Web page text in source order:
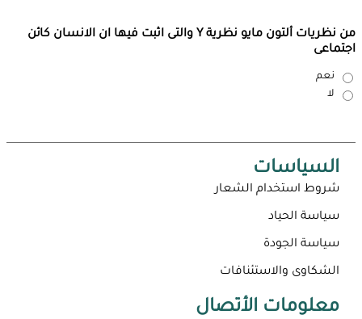
من نظريات ألتون مايو نظرية Y والتى اثبت فيها ان الانسان كائن
اجتماعى
نعم
لا
السياسات
شروط استخدام الشعار
سياسة الحياد
سياسة الجودة
الشكاوى والاستئنافات
معلومات الأتصال